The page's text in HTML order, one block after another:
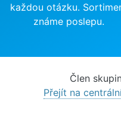
každou otázku.
známe poslepu.
Člen
Přejít na